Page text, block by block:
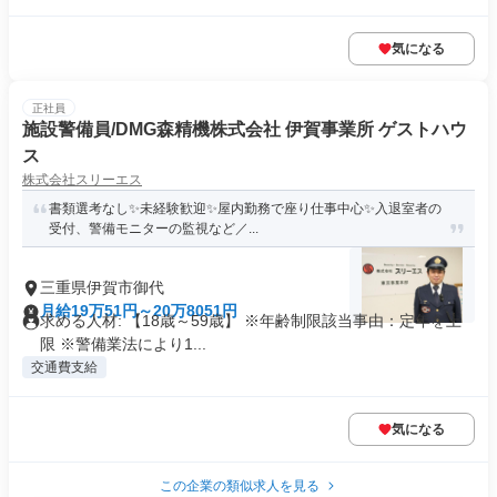
気になる
正社員
施設警備員/DMG森精機株式会社 伊賀事業所 ゲストハウ
ス
株式会社スリーエス
書類選考なし✨未経験歓迎✨屋内勤務で座り仕事中心✨入退室者の
受付、警備モニターの監視など／...
三重県伊賀市御代
月給19万51円～20万8051円
求める人材: 【18歳～59歳】 ※年齢制限該当事由：定年を上
限 ※警備業法により1...
交通費支給
気になる
この企業の類似求人を見る